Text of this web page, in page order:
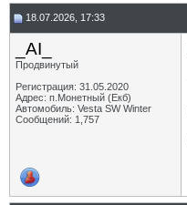
18.07.2026, 17:33
_AI_
Продвинутый
Регистрация: 31.05.2020
Адрес: п.Монетный (Екб)
Автомобиль: Vesta SW Winter
Сообщений: 1,757